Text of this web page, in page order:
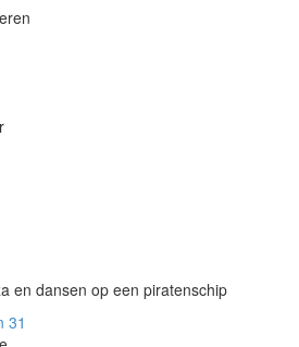
en dansen op een piratenschip
31